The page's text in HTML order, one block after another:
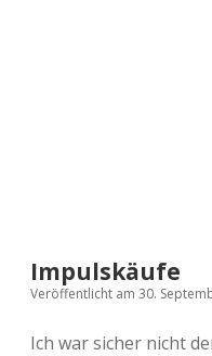
Impulskäufe
Veröffentlicht am 30.
Ich war sicher nicht